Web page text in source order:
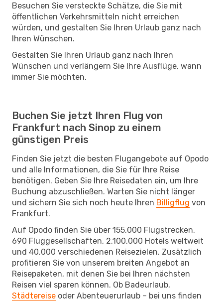
Besuchen Sie versteckte Schätze, die Sie mit
öffentlichen Verkehrsmitteln nicht erreichen
würden, und gestalten Sie Ihren Urlaub ganz nach
Ihren Wünschen.
Gestalten Sie Ihren Urlaub ganz nach Ihren
Wünschen und verlängern Sie Ihre Ausflüge, wann
immer Sie möchten.
Buchen Sie jetzt Ihren Flug von
Frankfurt nach Sinop zu einem
günstigen Preis
Finden Sie jetzt die besten Flugangebote auf Opodo
und alle Informationen, die Sie für Ihre Reise
benötigen. Geben Sie Ihre Reisedaten ein, um Ihre
Buchung abzuschließen. Warten Sie nicht länger
und sichern Sie sich noch heute Ihren Billigflug von
Frankfurt.
Auf Opodo finden Sie über 155.000 Flugstrecken,
690 Fluggesellschaften, 2.100.000 Hotels weltweit
und 40.000 verschiedenen Reisezielen. Zusätzlich
profitieren Sie von unserem breiten Angebot an
Reisepaketen, mit denen Sie bei Ihren nächsten
Reisen viel sparen können. Ob Badeurlaub,
Städtereise oder Abenteuerurlaub – bei uns finden